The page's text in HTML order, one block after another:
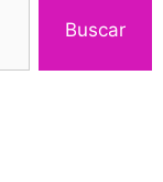
Buscar